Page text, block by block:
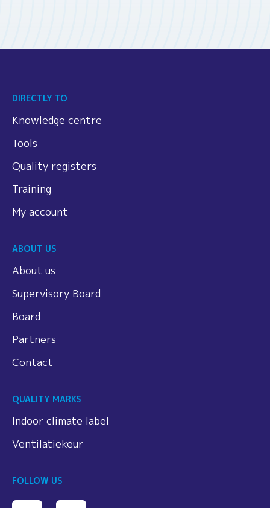
DIRECTLY TO
Knowledge centre
Tools
Quality registers
Training
My account
ABOUT US
About us
Supervisory Board
Board
Partners
Contact
QUALITY MARKS
Indoor climate label
Ventilatiekeur
FOLLOW US